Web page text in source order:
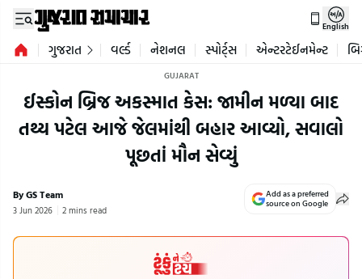
English
ગુજરાત વર્લ્ડ નેશનલ સ્પોર્ટ્સ એન્ટરટેઈનમેન્ટ
GUJARAT
ઈસ્કોન બ્રિજ અકસ્માત કેસ: જામીન મળ્યા બાદ
તથ્ય પટેલ આજે જેલમાંથી બહાર આવ્યો, સવાલો
પૂછતાં મૌન સેવ્યું
By GS Team
3 Jun 2026 2 mins read
Add as a preferred
source on Google